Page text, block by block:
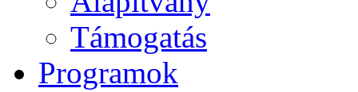
Támogatás
Programok